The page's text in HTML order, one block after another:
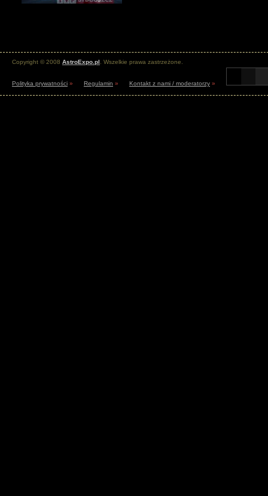
Copyright © 2008 AstroExpo.pl . Wszelkie prawa zastrzeżone.
Polityka prywatności » Regulamin » Kontakt z nami / moderatorzy »